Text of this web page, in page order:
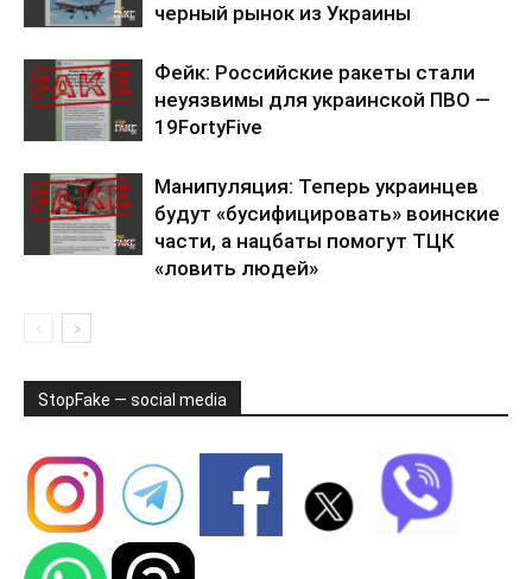
черный рынок из Украины
Фейк: Российские ракеты стали
неуязвимы для украинской ПВО —
19FortyFive
Манипуляция: Теперь украинцев
будут «бусифицировать» воинские
части, а нацбаты помогут ТЦК
«ловить людей»
StopFake — social media